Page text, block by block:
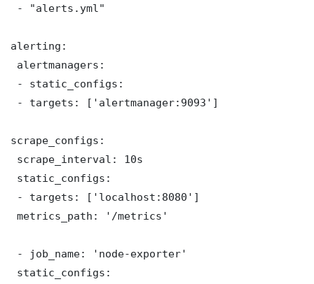
- "alerts.yml"
alerting:
alertmanagers:
- static_configs:
- targets: ['alertmanager:9093']
scrape_configs:
scrape_interval: 10s
static_configs:
- targets: ['localhost:8080']
metrics_path: '/metrics'
- job_name: 'node-exporter'
static_configs: